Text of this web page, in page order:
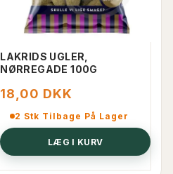
LAKRIDS UGLER,
NØRREGADE 100G
18,00 DKK
2 Stk Tilbage På Lager
LÆG I KURV